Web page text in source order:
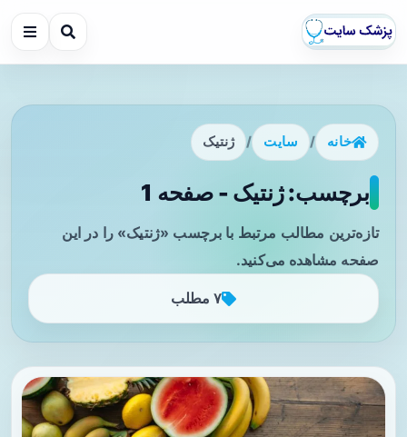
خانه / سایت / ژنتیک
برچسب: ژنتیک - صفحه 1
تازه‌ترین مطالب مرتبط با برچسب «ژنتیک» را در این
صفحه مشاهده می‌کنید.
۷ مطلب